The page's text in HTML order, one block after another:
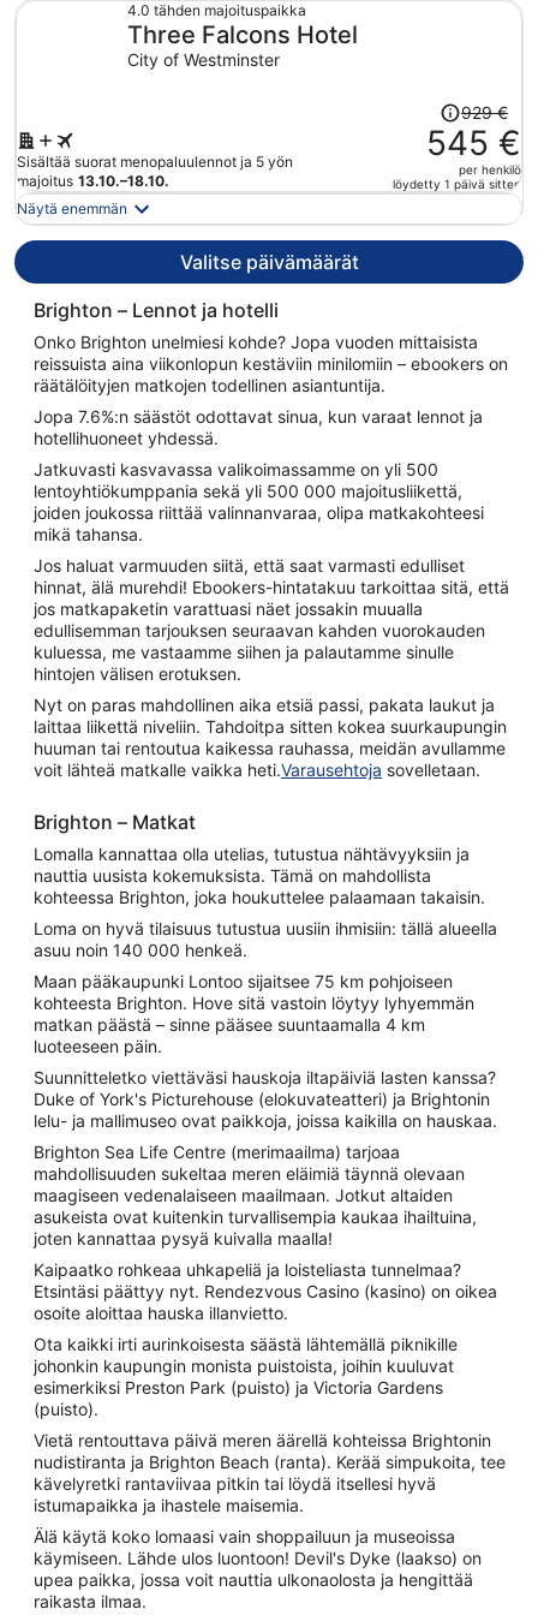
4.0 tähden majoituspaikka
Three Falcons Hotel
City of Westminster
Sisältää suorat menopaluulennot ja 5 yön
majoitus 13.10.–18.10.
Hinta
oli
929 €,
hinta
nyt
929 €
545 €
per henkilö
löydetty 1 päivä sitten
Näytä enemmän
Valitse päivämäärät
Brighton – Lennot ja hotelli
Onko Brighton unelmiesi kohde? Jopa vuoden mittaisista
reissuista aina viikonlopun kestäviin minilomiin – ebookers on
räätälöityjen matkojen todellinen asiantuntija.
Jopa 7.6%:n säästöt odottavat sinua, kun varaat lennot ja
hotellihuoneet yhdessä.
Jatkuvasti kasvavassa valikoimassamme on yli 500
lentoyhtiökumppania sekä yli 500 000 majoitusliikettä,
joiden joukossa riittää valinnanvaraa, olipa matkakohteesi
mikä tahansa.
Jos haluat varmuuden siitä, että saat varmasti edulliset
hinnat, älä murehdi! Ebookers-hintatakuu tarkoittaa sitä, että
jos matkapaketin varattuasi näet jossakin muualla
edullisemman tarjouksen seuraavan kahden vuorokauden
kuluessa, me vastaamme siihen ja palautamme sinulle
hintojen välisen erotuksen.
Nyt on paras mahdollinen aika etsiä passi, pakata laukut ja
laittaa liikettä niveliin. Tahdoitpa sitten kokea suurkaupungin
huuman tai rentoutua kaikessa rauhassa, meidän avullamme
voit lähteä matkalle vaikka heti.Varausehtoja sovelletaan.
Brighton – Matkat
Lomalla kannattaa olla utelias, tutustua nähtävyyksiin ja
nauttia uusista kokemuksista. Tämä on mahdollista
kohteessa Brighton, joka houkuttelee palaamaan takaisin.
Loma on hyvä tilaisuus tutustua uusiin ihmisiin: tällä alueella
asuu noin 140 000 henkeä.
Maan pääkaupunki Lontoo sijaitsee 75 km pohjoiseen
kohteesta Brighton. Hove sitä vastoin löytyy lyhyemmän
matkan päästä – sinne pääsee suuntaamalla 4 km
luoteeseen päin.
Suunnitteletko viettäväsi hauskoja iltapäiviä lasten kanssa?
Duke of York's Picturehouse (elokuvateatteri) ja Brightonin
lelu- ja mallimuseo ovat paikkoja, joissa kaikilla on hauskaa.
Brighton Sea Life Centre (merimaailma) tarjoaa
mahdollisuuden sukeltaa meren eläimiä täynnä olevaan
maagiseen vedenalaiseen maailmaan. Jotkut altaiden
asukeista ovat kuitenkin turvallisempia kaukaa ihailtuina,
joten kannattaa pysyä kuivalla maalla!
Kaipaatko rohkeaa uhkapeliä ja loisteliasta tunnelmaa?
Etsintäsi päättyy nyt. Rendezvous Casino (kasino) on oikea
osoite aloittaa hauska illanvietto.
Ota kaikki irti aurinkoisesta säästä lähtemällä piknikille
johonkin kaupungin monista puistoista, joihin kuuluvat
esimerkiksi Preston Park (puisto) ja Victoria Gardens
(puisto).
Vietä rentouttava päivä meren äärellä kohteissa Brightonin
nudistiranta ja Brighton Beach (ranta). Kerää simpukoita, tee
kävelyretki rantaviivaa pitkin tai löydä itsellesi hyvä
istumapaikka ja ihastele maisemia.
Älä käytä koko lomaasi vain shoppailuun ja museoissa
käymiseen. Lähde ulos luontoon! Devil's Dyke (laakso) on
upea paikka, jossa voit nauttia ulkonaolosta ja hengittää
raikasta ilmaa.